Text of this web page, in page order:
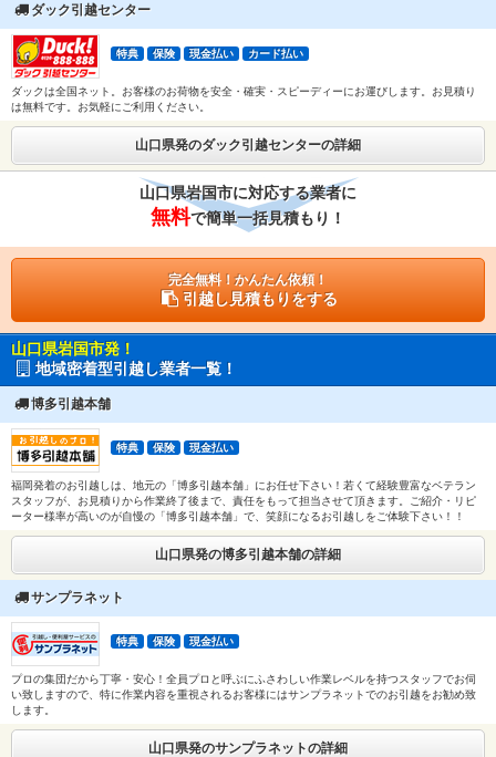
ダック引越センター
特典 保険 現金払い カード払い
ダックは全国ネット。お客様のお荷物を安全・確実・スピーディーにお運びします。お見積り
は無料です。お気軽にご利用ください。
山口県発のダック引越センターの詳細
山口県岩国市に対応する業者に
無料で簡単一括見積もり！
完全無料！かんたん依頼！
引越し見積もりをする
山口県岩国市発！
地域密着型引越し業者一覧！
博多引越本舗
特典 保険 現金払い
福岡発着のお引越しは、地元の「博多引越本舗」にお任せ下さい！若くて経験豊富なベテラン
スタッフが、お見積りから作業終了後まで、責任をもって担当させて頂きます。ご紹介・リピ
ーター様率が高いのが自慢の「博多引越本舗」で、笑顔になるお引越しをご体験下さい！！
山口県発の博多引越本舗の詳細
サンプラネット
特典 保険 現金払い
プロの集団だから丁寧・安心！全員プロと呼ぶにふさわしい作業レベルを持つスタッフでお伺
い致しますので、特に作業内容を重視されるお客様にはサンプラネットでのお引越をお勧め致
します。
山口県発のサンプラネットの詳細